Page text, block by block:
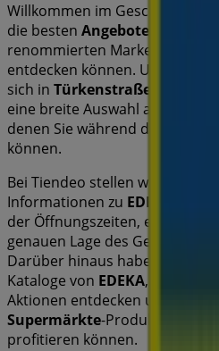
Willkommen im Geschäft von
die besten Angebote
renommierten Marke im
entdecken können. Unser
sich in Türkenstraße 77
eine breite Auswahl an
denen Sie während des
können.
Bei Tiendeo stellen wir Ihnen
Informationen zu EDEKA
zur
der Öffnungszeiten, exklusiver
genauen Lage des Geschäfts in
Darüber hinaus haben Sie
Kataloge von EDEKA, in denen
Aktionen entdecken und von
Supermärkte-Produkte für
profitieren können.